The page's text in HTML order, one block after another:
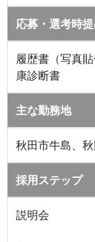
応募・選考時
履歴書（写真
康診断書
主な勤務地
秋田市牛島、
採用ステップ
説明会